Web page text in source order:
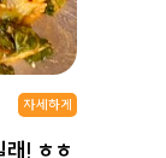
래! ㅎㅎ
자세하게